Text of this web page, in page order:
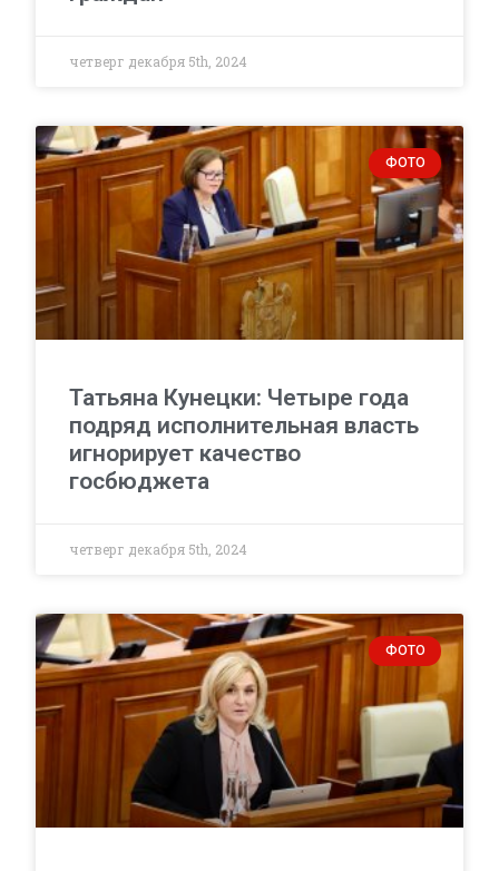
четверг декабря 5th, 2024
ФОТО
Татьяна Кунецки: Четыре года
подряд исполнительная власть
игнорирует качество
госбюджета
четверг декабря 5th, 2024
ФОТО